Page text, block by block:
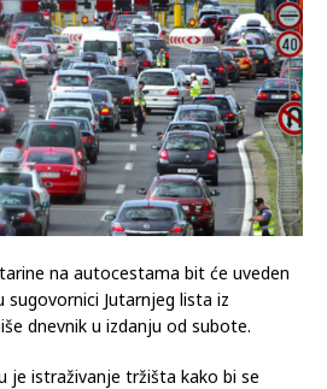
na autocestama bit će uveden
sugovornici Jutarnjeg lista iz
dnevnik u izdanju od subote.
je istraživanje tržišta kako bi se